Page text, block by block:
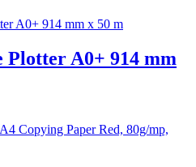
Plotter A0+ 914 mm